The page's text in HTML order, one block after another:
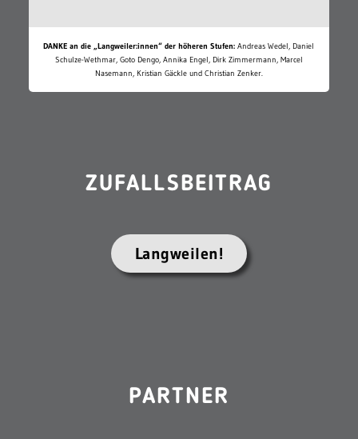
DANKE an die „Langweiler:innen“ der höheren Stufen: Andreas Wedel, Daniel
Schulze-Wethmar, Goto Dengo, Annika Engel, Dirk Zimmermann, Marcel
Nasemann, Kristian Gäckle und Christian Zenker.
ZUFALLSBEITRAG
Langweilen!
PARTNER